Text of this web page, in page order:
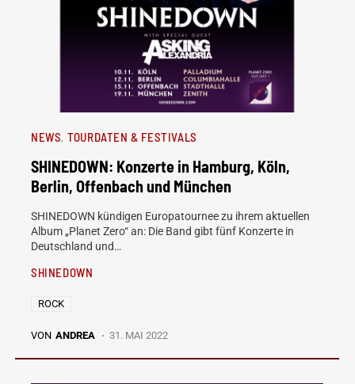
NEWS TOURDATEN & FESTIVALS
SHINEDOWN: Konzerte in Hamburg, Köln,
Berlin, Offenbach und München
SHINEDOWN kündigen Europatournee zu ihrem aktuellen
Album „Planet Zero“ an: Die Band gibt fünf Konzerte in
Deutschland und…
SHINEDOWN
ROCK
VON ANDREA 31. MAI 2022